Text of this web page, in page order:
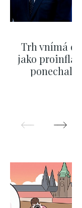
Trh vnímá
jako
ponechali